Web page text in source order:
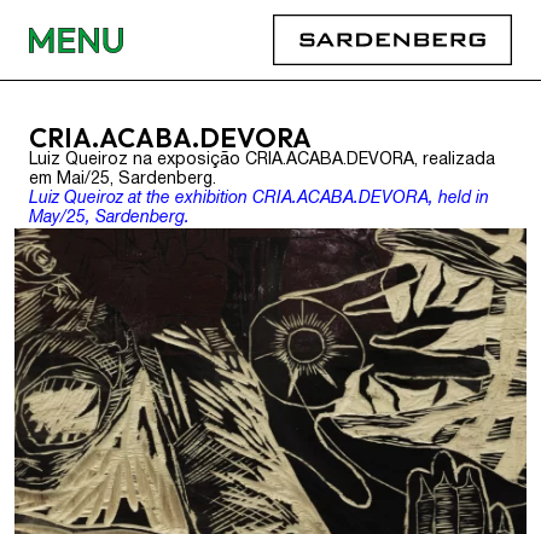
CRIA.ACABA.DEVORA
Luiz Queiroz na exposição CRIA.ACABA.DEVORA, realizada
em Mai/25, Sardenberg.
Luiz Queiroz at the exhibition CRIA.ACABA.DEVORA, held in
May/25, Sardenberg.